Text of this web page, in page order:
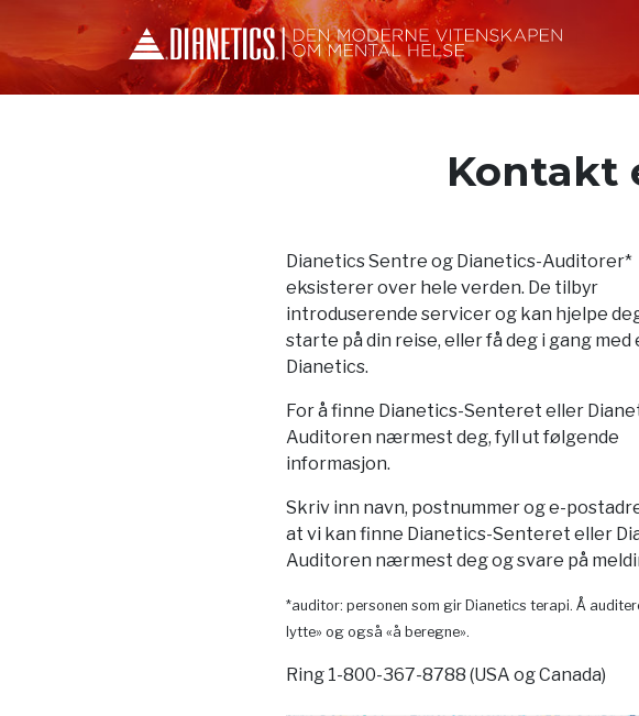
Kontakt
Dianetics Sentre og Dianetics-Auditorer*
eksisterer over hele verden. De tilbyr
introduserende servicer og kan hjelpe
starte på din reise, eller få deg i gang
Dianetics.
For å finne Dianetics-Senteret eller
Auditoren nærmest deg, fyll ut følgende
informasjon.
Skriv inn navn, postnummer og e-
at vi kan finne Dianetics-Senteret eller
Auditoren nærmest deg og svare på
*auditor: personen som gir Dianetics terapi. Å
lytte» og også «å beregne».
Ring 1-800-367-8788 (USA og Canada)